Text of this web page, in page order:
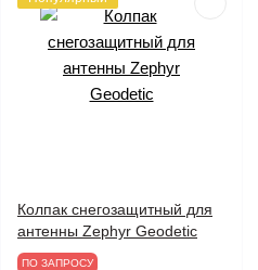
Колпак снегозащитный для
антенны Zephyr Geodetic
ПО ЗАПРОСУ